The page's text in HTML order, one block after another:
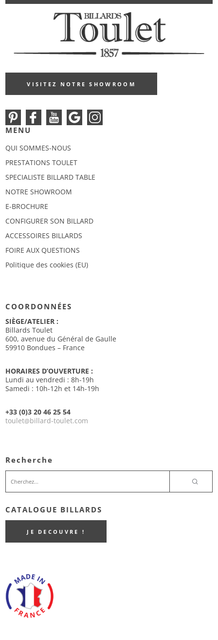
VISITEZ NOTRE SHOWROOM
MENU
QUI SOMMES-NOUS
PRESTATIONS TOULET
SPECIALISTE BILLARD TABLE
NOTRE SHOWROOM
E-BROCHURE
CONFIGURER SON BILLARD
ACCESSOIRES BILLARDS
FOIRE AUX QUESTIONS
Politique des cookies (EU)
COORDONNÉES
SIÈGE/ATELIER :
Billards Toulet
600, avenue du Général de Gaulle
59910 Bondues – France
HORAIRES D’OUVERTURE :
Lundi au vendredi : 8h-19h
Samedi : 10h-12h et 14h-19h
+33 (0)3 20 46 25 54
toulet@billard-toulet.com
Recherche
CATALOGUE BILLARDS
JE DECOUVRE !